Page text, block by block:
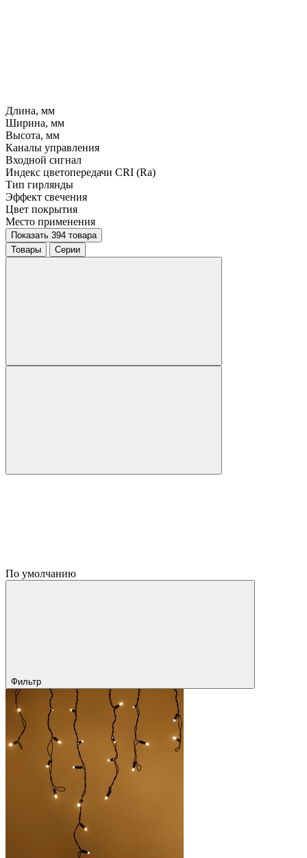
Длина, мм
Ширина, мм
Высота, мм
Каналы управления
Входной сигнал
Индекс цветопередачи CRI (Ra)
Тип гирлянды
Эффект свечения
Цвет покрытия
Место применения
Показать 394 товара
Товары
Серии
По умолчанию
Фильтр